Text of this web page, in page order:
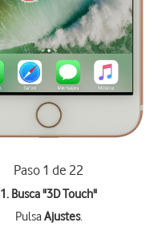
Paso 1 de 22
1. Busca "3D Touch"
PulsaAjustes.